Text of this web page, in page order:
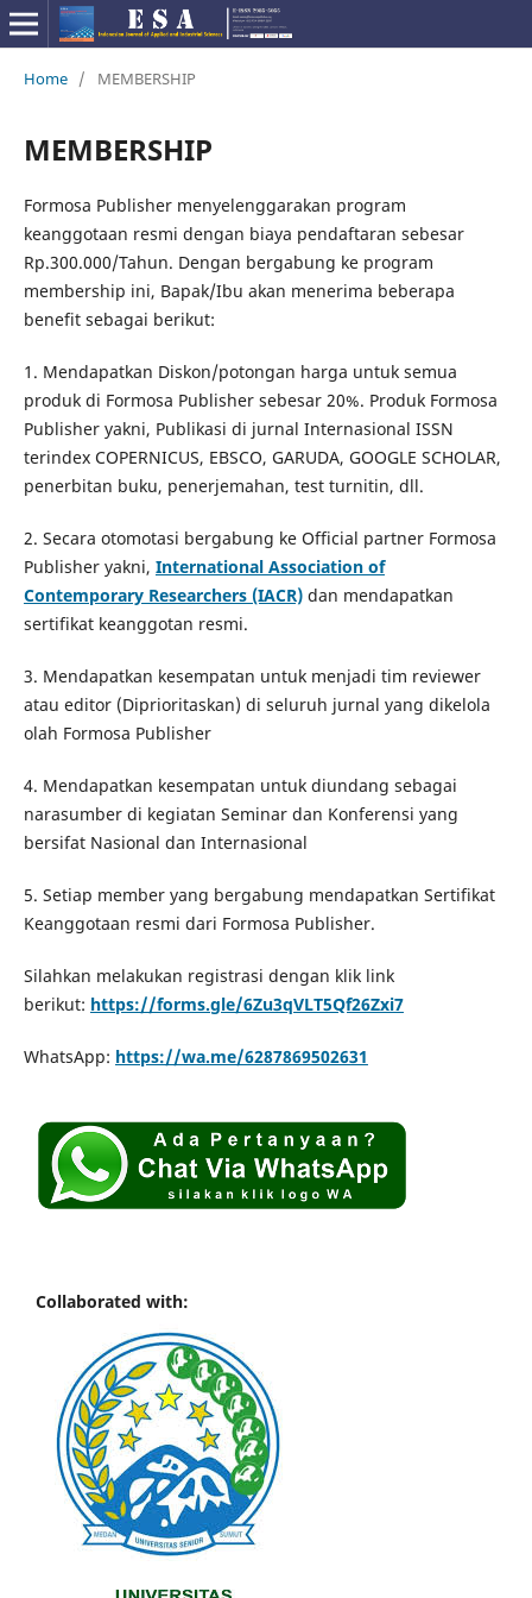
Home / MEMBERSHIP
MEMBERSHIP
Formosa Publisher menyelenggarakan program
keanggotaan resmi dengan biaya pendaftaran sebesar
Rp.300.000/Tahun. Dengan bergabung ke program
membership ini, Bapak/Ibu akan menerima beberapa
benefit sebagai berikut:
1. Mendapatkan Diskon/potongan harga untuk semua
produk di Formosa Publisher sebesar 20%. Produk Formosa
Publisher yakni, Publikasi di jurnal Internasional ISSN
terindex COPERNICUS, EBSCO, GARUDA, GOOGLE SCHOLAR,
penerbitan buku, penerjemahan, test turnitin, dll.
2. Secara otomotasi bergabung ke Official partner Formosa
Publisher yakni, International Association of
Contemporary Researchers (IACR)dan mendapatkan
sertifikat keanggotan resmi.
3. Mendapatkan kesempatan untuk menjadi tim reviewer
atau editor (Diprioritaskan) di seluruh jurnal yang dikelola
olah Formosa Publisher
4. Mendapatkan kesempatan untuk diundang sebagai
narasumber di kegiatan Seminar dan Konferensi yang
bersifat Nasional dan Internasional
5. Setiap member yang bergabung mendapatkan Sertifikat
Keanggotaan resmi dari Formosa Publisher.
Silahkan melakukan registrasi dengan klik link
berikut: https://forms.gle/6Zu3qVLT5Qf26Zxi7
WhatsApp: https://wa.me/6287869502631
Collaborated with: